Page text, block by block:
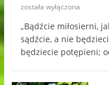
została wyłączona
„Bądźcie miłosierni,
sądźcie, a nie
będziecie potępieni;